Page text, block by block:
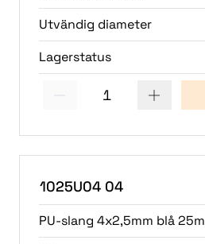
Utvändig diameter
Lagerstatus
1
1025U04 04
PU-slang 4x2,5mm blå 25m